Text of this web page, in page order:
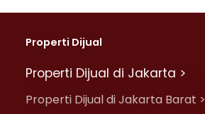
Properti Dijual
Properti Dijual di Jakarta >
Properti Dijual di Jakarta Barat >